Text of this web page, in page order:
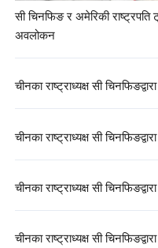
सी चिनफिङ र अमेरिकी राष्ट्रपति
अवलोकन
चीनका राष्ट्राध्यक्ष सी
चीनका राष्ट्राध्यक्ष सी
चीनका राष्ट्राध्यक्ष सी
चीनका राष्ट्राध्यक्ष सी